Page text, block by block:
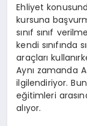
Ehliyet
kursuna
sınıf sınıf
kendi
araçları
Aynı zamanda A
ilgilendiriyor.
eğitimleri
alıyor.